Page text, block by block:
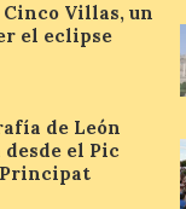
Cinco Villas, un
el eclipse
de León
el Pic
Principat